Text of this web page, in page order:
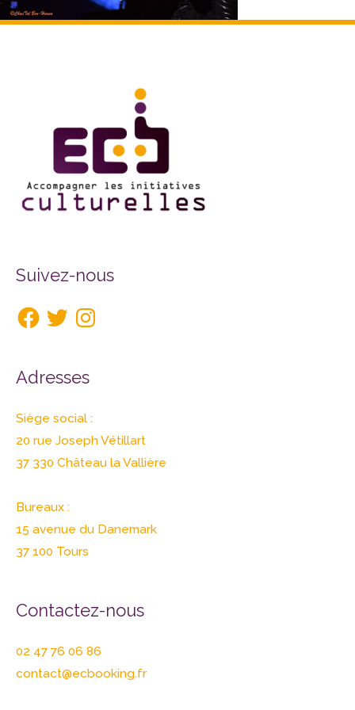
Suivez-nous
Facebook
Adresses
Siège social :
20 rue Joseph Vétillart
37 330 Château la Vallière
Bureaux :
15 avenue du Danemark
37 100 Tours
Contactez-nous
02 47 76 06 86
contact@ecbooking.fr